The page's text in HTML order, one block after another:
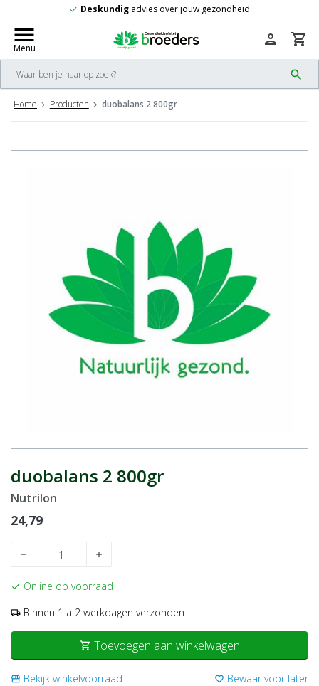
Deskundigadvies over jouw gezondheid
menu
Menu
search
person shopping_cart
Home Producten duobalans 2 800gr
duobalans 2 800gr
Nutrilon
24,79
remove add
check Online op voorraad
local_shipping Binnen 1 a 2 werkdagen verzonden
shopping_cart Toevoegen aan winkelwagen
storefront Bekijk winkelvoorraad favorite_border Bewaar voor later